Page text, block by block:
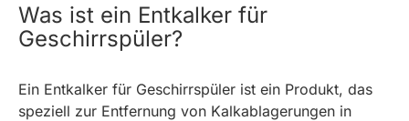
Was ist ein Entkalker für
Geschirrspüler?
Ein Entkalker für Geschirrspüler ist ein Produkt, das
speziell zur Entfernung von Kalkablagerungen in